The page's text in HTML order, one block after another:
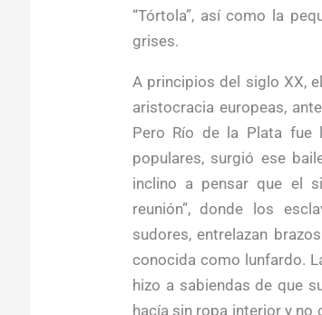
“Tórtola”, así como la
grises.
A principios del siglo XX,
aristocracia europeas,
Pero Río de la Plata fue
populares, surgió ese
inclino a pensar que el
reunión”, donde los
sudores, entrelazan
conocida como lunfardo.
hizo a sabiendas de que
hacía sin ropa interior y no